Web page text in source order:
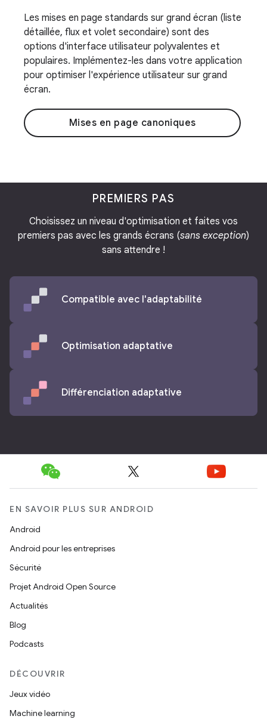
Les mises en page standards sur grand écran (liste
détaillée, flux et volet secondaire) sont des
options d'interface utilisateur polyvalentes et
populaires. Implémentez-les dans votre application
pour optimiser l'expérience utilisateur sur grand
écran.
Mises en page canoniques
PREMIERS PAS
Choisissez un niveau d'optimisation et faites vos
premiers pas avec les grands écrans (sans exception)
sans attendre !
Compatible avec l'adaptabilité
Optimisation adaptative
Différenciation adaptative
EN SAVOIR PLUS SUR ANDROID
Android
Android pour les entreprises
Sécurité
Projet Android Open Source
Actualités
Blog
Podcasts
DÉCOUVRIR
Jeux vidéo
Machine learning